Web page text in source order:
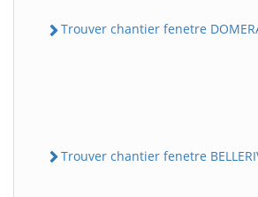
Trouver chantier fenetre
Trouver chantier fenetre